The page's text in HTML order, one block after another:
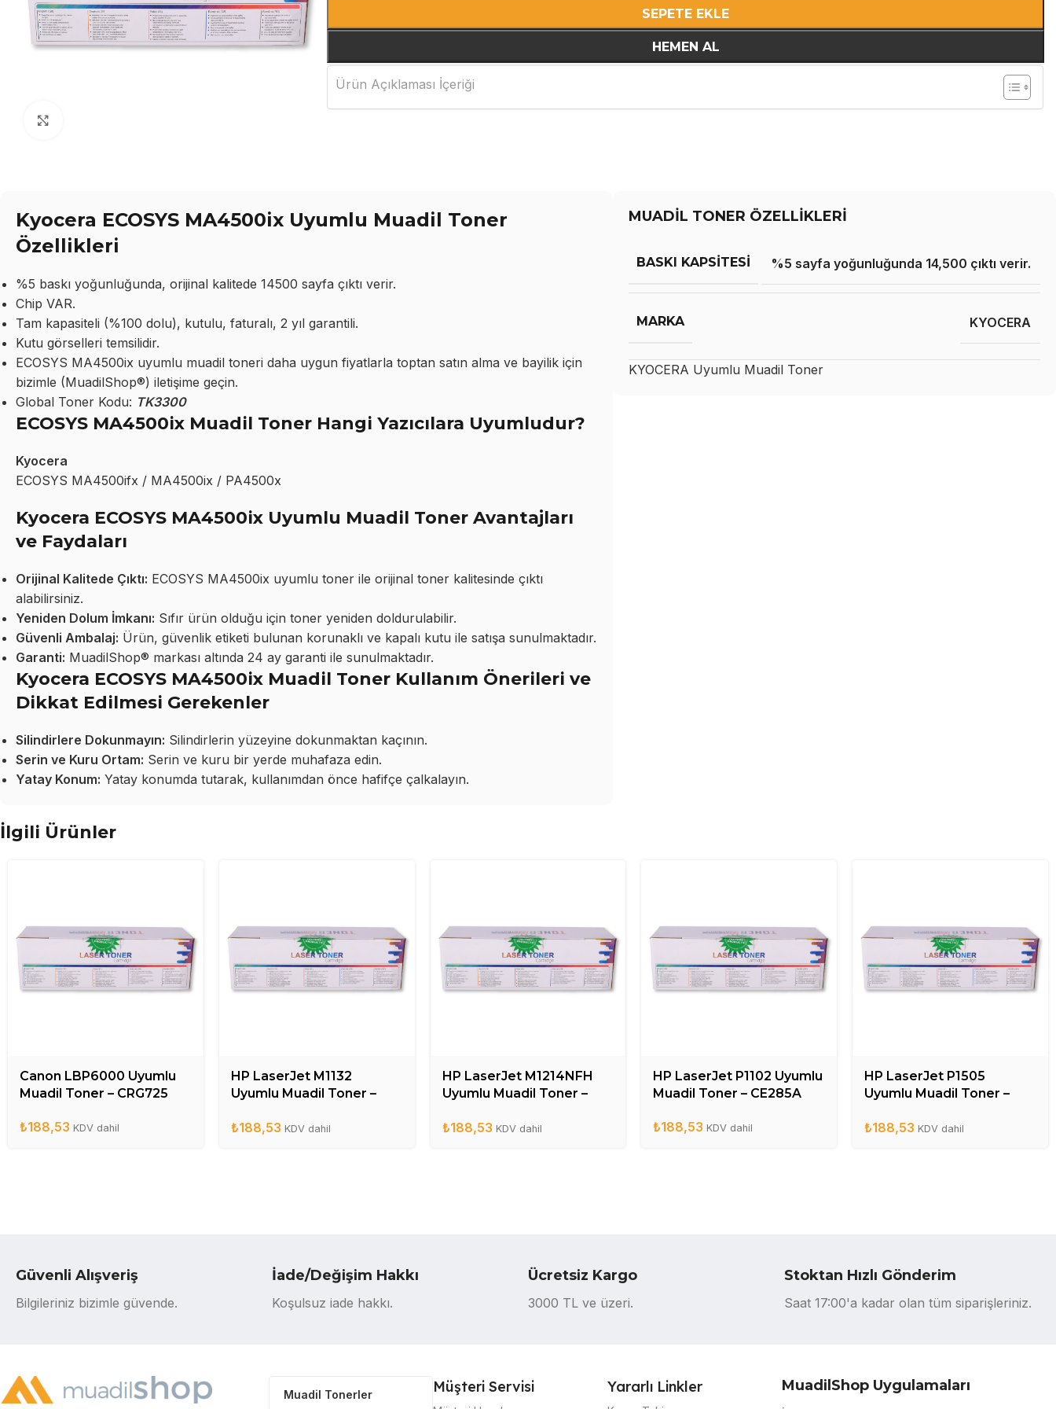
SEPETE EKLE
HEMEN AL
Ürün Açıklaması İçeriği
Kyocera ECOSYS MA4500ix Uyumlu Muadil Toner
Özellikleri
%5 baskı yoğunluğunda, orijinal kalitede 14500 sayfa çıktı verir.
Chip VAR.
Tam kapasiteli (%100 dolu), kutulu, faturalı, 2 yıl garantili.
Kutu görselleri temsilidir.
ECOSYS MA4500ix uyumlu muadil toneri daha uygun fiyatlarla toptan satın alma ve bayilik için
bizimle (MuadilShop®) iletişime geçin.
Global Toner Kodu: TK3300
ECOSYS MA4500ix Muadil Toner Hangi Yazıcılara Uyumludur?
Kyocera
ECOSYS MA4500ifx / MA4500ix / PA4500x
Kyocera ECOSYS MA4500ix Uyumlu Muadil Toner Avantajları
ve Faydaları
Orijinal Kalitede Çıktı: ECOSYS MA4500ix uyumlu toner ile orijinal toner kalitesinde çıktı
alabilirsiniz.
Yeniden Dolum İmkanı: Sıfır ürün olduğu için toner yeniden doldurulabilir.
Güvenli Ambalaj: Ürün, güvenlik etiketi bulunan korunaklı ve kapalı kutu ile satışa sunulmaktadır.
Garanti: MuadilShop® markası altında 24 ay garanti ile sunulmaktadır.
Kyocera ECOSYS MA4500ix Muadil Toner Kullanım Önerileri ve
Dikkat Edilmesi Gerekenler
Silindirlere Dokunmayın: Silindirlerin yüzeyine dokunmaktan kaçının.
Serin ve Kuru Ortam: Serin ve kuru bir yerde muhafaza edin.
Yatay Konum: Yatay konumda tutarak, kullanımdan önce hafifçe çalkalayın.
MUADİL TONER ÖZELLİKLERİ
BASKI KAPSITESI %5 sayfa yoğunluğunda 14,500 çıktı verir.
MARKA KYOCERA
KYOCERA Uyumlu Muadil Toner
İlgili Ürünler
Canon LBP6000 Uyumlu
Muadil Toner – CRG725
₺188,53 KDV dahil
HP LaserJet M1132
Uyumlu Muadil Toner –
₺188,53 KDV dahil
HP LaserJet M1214NFH
Uyumlu Muadil Toner –
₺188,53 KDV dahil
HP LaserJet P1102 Uyumlu
Muadil Toner – CE285A
₺188,53 KDV dahil
HP LaserJet P1505
Uyumlu Muadil Toner –
₺188,53 KDV dahil
Güvenli Alışveriş
Bilgileriniz bizimle güvende.
İade/Değişim Hakkı
Koşulsuz iade hakkı.
Ücretsiz Kargo
3000 TL ve üzeri.
Stoktan Hızlı Gönderim
Saat 17:00'a kadar olan tüm siparişleriniz.
Muadil Tonerler Müşteri Servisi Yararlı Linkler MuadilShop Uygulamaları